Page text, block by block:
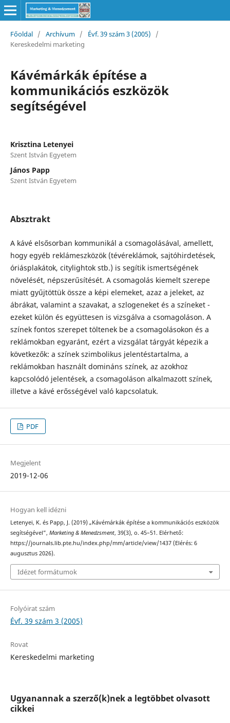
Főoldal / Archívum / Évf. 39 szám 3 (2005)
/
Kereskedelmi marketing
Kávémárkák építése a
kommunikációs eszközök
segítségével
Krisztina Letenyei
Szent István Egyetem
János Papp
Szent István Egyetem
Absztrakt
A kávé elsősorban kommunikál a csomagolásával, amellett,
hogy egyéb reklámeszközök (tévéreklámok, sajtóhirdetések,
óriásplakátok, citylightok stb.) is segítik ismertségének
növelését, népszerűsítését. A csomagolás kiemelt szerepe
miatt gyűjtöttük össze a képi elemeket, azaz a jeleket, az
ábrákat, valamint a szavakat, a szlogeneket és a színeket -
ezeket külön és együttesen is vizsgálva a csomagoláson. A
színek fontos szerepet töltenek be a csomagolásokon és a
reklámokban egyaránt, ezért a vizsgálat tárgyát képezik a
következők: a színek szimbolikus jelentéstartalma, a
reklámokban használt domináns színek, az azokhoz
kapcsolódó jelentések, a csomagoláson alkalmazott színek,
illetve a kávé erősségével való kapcsolatuk.
PDF
Megjelent
2019-12-06
Hogyan kell idézni
Letenyei, K. és Papp, J. (2019) „Kávémárkák építése a kommunikációs eszközök
segítségével”, Marketing & Menedzsment, 39(3), o. 45–51. Elérhető:
https://journals.lib.pte.hu/index.php/mm/article/view/1437 (Elérés: 6
augusztus 2026).
Idézet formátumok
Folyóirat szám
Évf. 39 szám 3 (2005)
Rovat
Kereskedelmi marketing
Ugyanannak a szerző(k)nek a legtöbbet olvasott
cikkei